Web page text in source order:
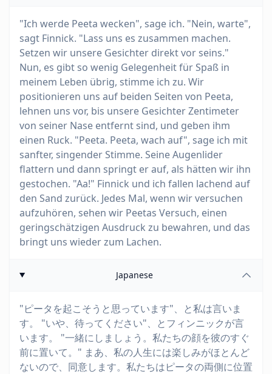
"Ich werde Peeta wecken", sage ich. "Nein, warte",
sagt Finnick. "Lass uns es zusammen machen.
Setzen wir unsere Gesichter direkt vor seins."
Nun, es gibt so wenig Gelegenheit für Spaß in
meinem Leben übrig, stimme ich zu. Wir
positionieren uns auf beiden Seiten von Peeta,
lehnen uns vor, bis unsere Gesichter Zentimeter
von seiner Nase entfernt sind, und geben ihm
einen Ruck. "Peeta. Peeta, wach auf", sage ich mit
sanfter, singender Stimme. Seine Augenlider
flattern und dann springt er auf, als hätten wir ihn
gestochen. "Aa!" Finnick und ich fallen lachend auf
den Sand zurück. Jedes Mal, wenn wir versuchen
aufzuhören, sehen wir Peetas Versuch, einen
geringschätzigen Ausdruck zu bewahren, und das
bringt uns wieder zum Lachen.
Japanese
"ピータを起こそうと思っています"、と私は言いま
す。 "いや、待ってください"、とフィンニックが言
います。 "一緒にしましょう。私たちの顔を彼のすぐ
前に置いて。" まあ、私の人生には楽しみがほとんど
ないので、同意します。私たちはピータの両側に位置